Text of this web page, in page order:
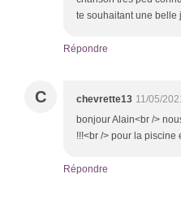
te souhaitant une belle
Répondre
C chevrette13 11/05/
bonjour Alain<br />
!!!<br /> pour la piscine
Répondre